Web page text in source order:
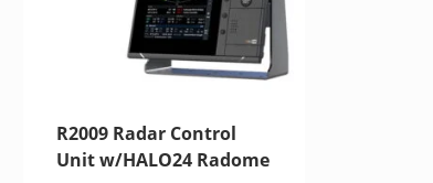
R2009 Radar Control
Unit w/HALO24 Radome